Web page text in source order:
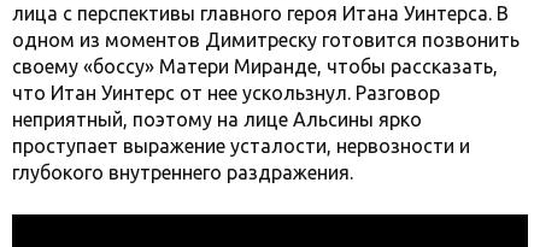
лица с перспективы главного героя Итана Уинтерса. В
одном из моментов Димитреску готовится позвонить
своему «боссу» Матери Миранде, чтобы рассказать,
что Итан Уинтерс от нее ускользнул. Разговор
неприятный, поэтому на лице Альсины ярко
проступает выражение усталости, нервозности и
глубокого внутреннего раздражения.